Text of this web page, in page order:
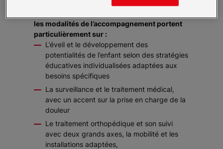
les modalités de l’accompagnement portent
particulièrement sur :
L’éveil et le développement des
potentialités de l’enfant selon des stratégies
éducatives individualisées adaptées aux
besoins spécifiques
La surveillance et le traitement médical,
avec un accent sur la prise en charge de la
douleur
Le traitement orthopédique et son suivi
avec deux grands axes, la mobilité et les
installations adaptées,